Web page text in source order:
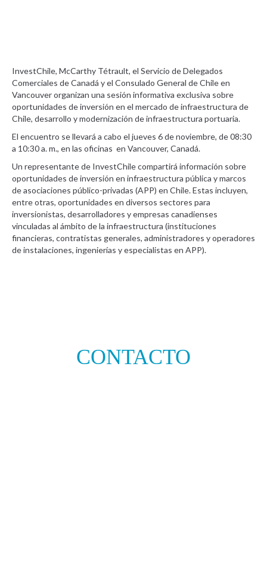
InvestChile, McCarthy Tétrault, el Servicio de Delegados
Comerciales de Canadá y el Consulado General de Chile en
Vancouver organizan una sesión informativa exclusiva sobre
oportunidades de inversión en el mercado de infraestructura de
Chile, desarrollo y modernización de infraestructura portuaria.
El encuentro se llevará a cabo el jueves 6 de noviembre, de 08:30
a 10:30 a. m., en las oficinas en Vancouver, Canadá.
Un representante de InvestChile compartirá información sobre
oportunidades de inversión en infraestructura pública y marcos
de asociaciones público-privadas (APP) en Chile. Estas incluyen,
entre otras, oportunidades en diversos sectores para
inversionistas, desarrolladores y empresas canadienses
vinculadas al ámbito de la infraestructura (instituciones
financieras, contratistas generales, administradores y operadores
de instalaciones, ingenierías y especialistas en APP).
CONTACTO